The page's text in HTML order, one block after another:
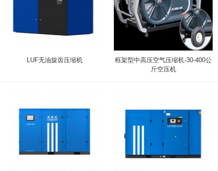
LUF无油旋齿压缩机
框架型中高压空气压缩机-30-400公
斤空压机